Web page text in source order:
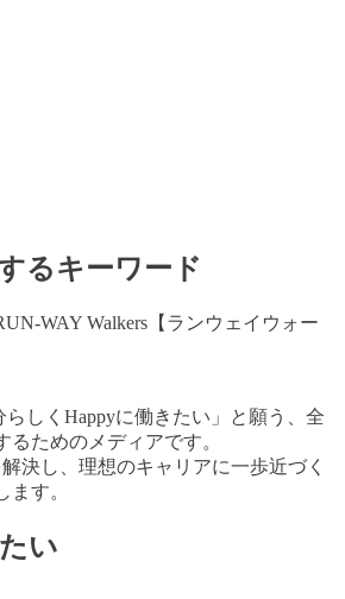
るキーワード
しくHappyに働きたい」と願う、全
るためのメディアです。
決し、理想のキャリアに一歩近づく
ます。
い